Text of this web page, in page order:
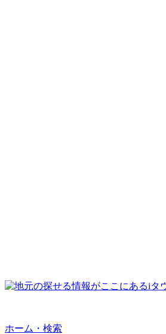
ホーム・検索